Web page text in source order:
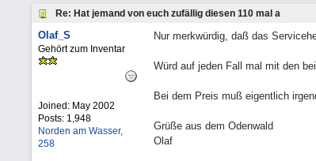
Re: Hat jemand von euch zufällig diesen 110 mal a
Olaf_S
Gehört zum Inventar
Joined: May 2002
Posts: 1,948
Norden am Wasser,
258
Nur merkwürdig, daß das
Würd auf jeden Fall mal mit den
Bei dem Preis muß eigentlich
Grüße aus dem Odenwald
Olaf